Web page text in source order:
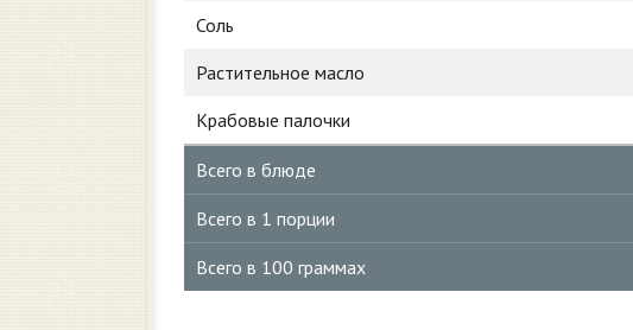
Соль
Растительное масло
Крабовые палочки
Всего в блюде
Всего в 1 порции
Всего в 100 граммах